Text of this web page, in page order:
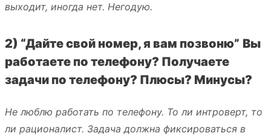
выходит, иногда нет. Негодую.
2) “Дайте свой номер, я вам позвоню” Вы
работаете по телефону? Получаете
задачи по телефону? Плюсы? Минусы?
Не люблю работать по телефону. То ли интроверт, то
ли рационалист. Задача должна фиксироваться в